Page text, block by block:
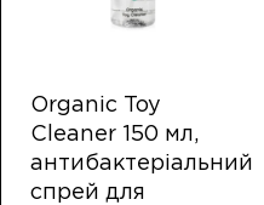
Organic Toy
Cleaner 150 мл,
антибактеріальний
спрей для